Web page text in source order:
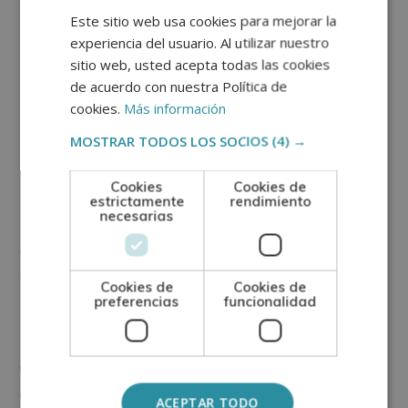
individuo a conectar sus emociones y estados
internos.
Diálogo con la parte
herida
En este ejercicio, el paciente debe identificar una
parte de sí mismo que se sienta herida o en conflicto.
A través de un
diálogo interno
, pueden expresar sus
sentimientos hacia esa parte y explorar qué necesita
para sanar y sentirse más en paz.
Juego de roles con el
futuro
Este sitio web usa cookies para mejorar la
experiencia del usuario. Al utilizar nuestro
sitio web, usted acepta todas las cookies
de acuerdo con nuestra Política de
cookies. Más información
MOSTRAR TODOS LOS SOCIOS (4) →
Cookies
estrictamente
necesarias
Cookies de
rendimiento
Cookies de
preferencias
Cookies de
funcionalidad
ACEPTAR TODO